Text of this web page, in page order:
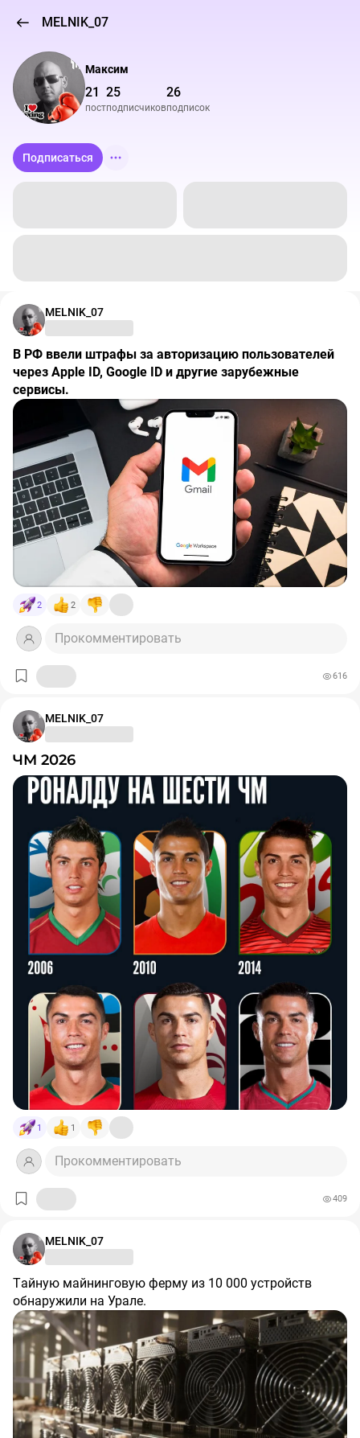
MELNIK_07
Максим
21
пост
25
подписчиков
26
подписок
Подписаться
MELNIK_07
В РФ ввели штрафы за авторизацию пользователей
через Apple ID, Google ID и другие зарубежные
сервисы.
2 2
Прокомментировать
616
MELNIK_07
ЧМ 2026
1 1
Прокомментировать
409
MELNIK_07
Тайную майнинговую ферму из 10 000 устройств
обнаружили на Урале.